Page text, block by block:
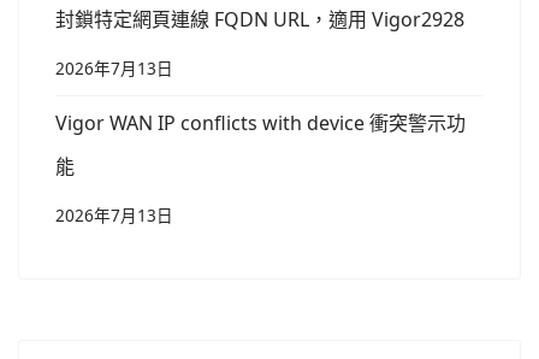
封鎖特定網頁連線 FQDN URL，適用 Vigor2928
2026年7月13日
Vigor WAN IP conflicts with device 衝突警示功
能
2026年7月13日